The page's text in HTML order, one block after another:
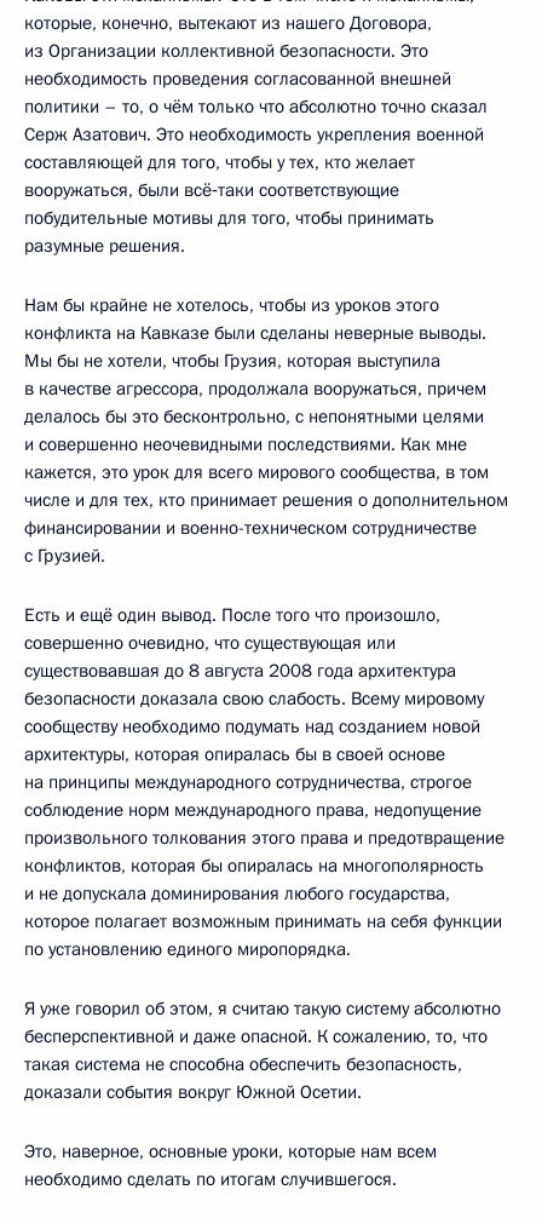
которые, конечно, вытекают из нашего Договора,
из Организации коллективной безопасности. Это
необходимость проведения согласованной внешней
политики – то, о чём только что абсолютно точно сказал
Серж Азатович. Это необходимость укрепления военной
составляющей для того, чтобы у тех, кто желает
вооружаться, были всё‑таки соответствующие
побудительные мотивы для того, чтобы принимать
разумные решения.
Нам бы крайне не хотелось, чтобы из уроков этого
конфликта на Кавказе были сделаны неверные выводы.
Мы бы не хотели, чтобы Грузия, которая выступила
в качестве агрессора, продолжала вооружаться, причем
делалось бы это бесконтрольно, с непонятными целями
и совершенно неочевидными последствиями. Как мне
кажется, это урок для всего мирового сообщества, в том
числе и для тех, кто принимает решения о дополнительном
финансировании и военно-техническом сотрудничестве
с Грузией.
Есть и ещё один вывод. После того что произошло,
совершенно очевидно, что существующая или
существовавшая до 8 августа 2008 года архитектура
безопасности доказала свою слабость. Всему мировому
сообществу необходимо подумать над созданием новой
архитектуры, которая опиралась бы в своей основе
на принципы международного сотрудничества, строгое
соблюдение норм международного права, недопущение
произвольного толкования этого права и предотвращение
конфликтов, которая бы опиралась на многополярность
и не допускала доминирования любого государства,
которое полагает возможным принимать на себя функции
по установлению единого миропорядка.
Я уже говорил об этом, я считаю такую систему абсолютно
бесперспективной и даже опасной. К сожалению, то, что
такая система не способна обеспечить безопасность,
доказали события вокруг Южной Осетии.
Это, наверное, основные уроки, которые нам всем
необходимо сделать по итогам случившегося.